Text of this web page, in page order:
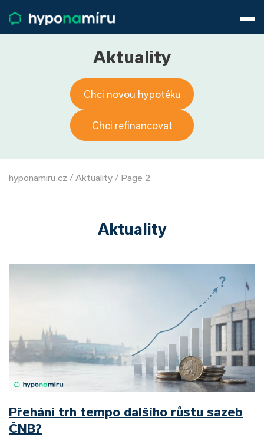
Životní pojištění
Pojištění nemovitosti
O nás
800 688 388
Přihlásit
Aktuality
Chci novou hypotéku
Chci refinancovat
hyponamiru.cz / Aktuality / Page 2
Aktuality
Přehání trh tempo dalšího růstu sazeb
ČNB?